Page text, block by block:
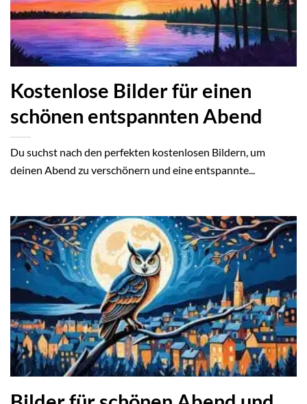
Kostenlose Bilder für einen
schönen entspannten Abend
Du suchst nach den perfekten kostenlosen Bildern, um
deinen Abend zu verschönern und eine entspannte...